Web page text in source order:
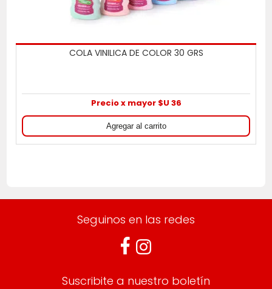
COLA VINILICA DE COLOR 30 GRS
Precio x mayor $U 36
Seguinos en las redes
Suscribite a nuestro boletín